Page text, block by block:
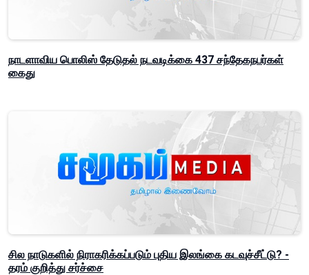
நாடளாவிய பொலிஸ் தேடுதல் நடவடிக்கை 437 சந்தேகநபர்கள்
கைது
சில நாடுகளில் நிராகரிக்கப்படும் புதிய இலங்கை கடவுச்சீட்டு? -
தரம் குறித்து சர்ச்சை